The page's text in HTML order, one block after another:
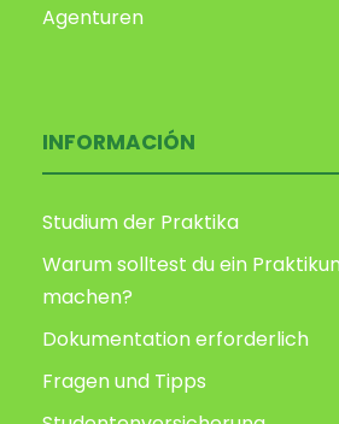
Agenturen
INFORMACIÓN
Studium der Praktika
Warum solltest du ein
machen?
Dokumentation erforderlich
Fragen und Tipps